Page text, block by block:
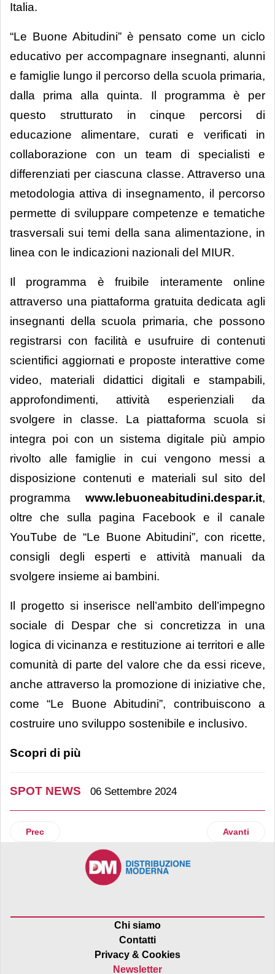
Italia.
“Le Buone Abitudini” è pensato come un ciclo
educativo per accompagnare insegnanti, alunni
e famiglie lungo il percorso della scuola primaria,
dalla prima alla quinta. Il programma è per
questo strutturato in cinque percorsi di
educazione alimentare, curati e verificati in
collaborazione con un team di specialisti e
differenziati per ciascuna classe. Attraverso una
metodologia attiva di insegnamento, il percorso
permette di sviluppare competenze e tematiche
trasversali sui temi della sana alimentazione, in
linea con le indicazioni nazionali del MIUR.
Il programma è fruibile interamente online
attraverso una piattaforma gratuita dedicata agli
insegnanti della scuola primaria, che possono
registrarsi con facilità e usufruire di contenuti
scientifici aggiornati e proposte interattive come
video, materiali didattici digitali e stampabili,
approfondimenti, attività esperienziali da
svolgere in classe. La piattaforma scuola si
integra poi con un sistema digitale più ampio
rivolto alle famiglie in cui vengono messi a
disposizione contenuti e materiali sul sito del
programma www.lebuoneabitudini.despar.it,
oltre che sulla pagina Facebook e il canale
YouTube de “Le Buone Abitudini”, con ricette,
consigli degli esperti e attività manuali da
svolgere insieme ai bambini.
Il progetto si inserisce nell’ambito dell’impegno
sociale di Despar che si concretizza in una
logica di vicinanza e restituzione ai territori e alle
comunità di parte del valore che da essi riceve,
anche attraverso la promozione di iniziative che,
come “Le Buone Abitudini”, contribuiscono a
costruire uno sviluppo sostenibile e inclusivo.
Scopri di più
SPOT NEWS 06 Settembre 2024
Articolo precedente: Oropan: Forte primo pane al mondo
Prec Articolo
Avanti
Chi siamo
Contatti
Privacy & Cookies
Newsletter